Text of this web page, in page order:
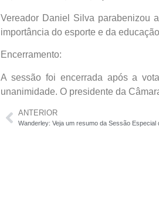
Vereador Daniel Silva parabenizou
importância do esporte e da
Encerramento:
A sessão foi encerrada após a
unanimidade. O presidente da
ANTERIOR